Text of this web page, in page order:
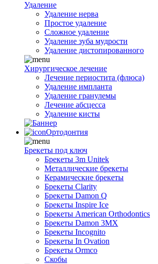
Удаление
Удаление нерва
Простое удаление
Сложное удаление
Удаление зуба мудрости
Удаление дистопированного
Хирургическое лечение
Лечение периостита (флюса)
Удаление импланта
Удаление гранулемы
Лечение абсцесса
Удаление кисты
Ортодонтия
Брекеты под ключ
Брекеты 3m Unitek
Металлические брекеты
Керамические брекеты
Брекеты Clarity
Брекеты Damon Q
Брекеты Inspire Ice
Брекеты American Orthodontics
Брекеты Damon 3MX
Брекеты Incognito
Брекеты In Ovation
Брекеты Ormco
Скобы